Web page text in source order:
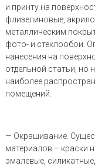
и принту на
флизелиновые,
металлическим
фото- и стеклообои.
нанесения на
отдельной статьи, но
наиболее
помещений.
— Окрашивание.
материалов – краски
эмалевые,